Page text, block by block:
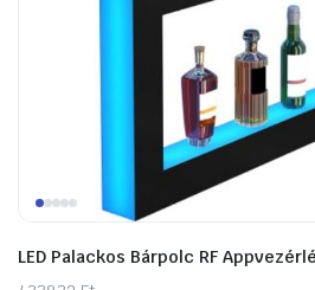
LED Palackos Bárpolc RF